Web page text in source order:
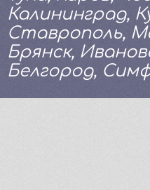
Калининград,
Ставрополь,
Брянск,
Белгород,